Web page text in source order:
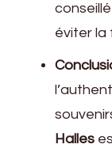
éviter la
Halles